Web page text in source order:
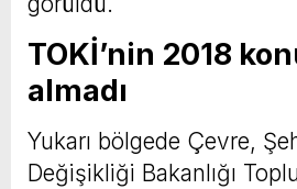
TOKİ’nin 2018
almadı
Yukarı bölgede Çevre,
Değişikliği Bakanlığı